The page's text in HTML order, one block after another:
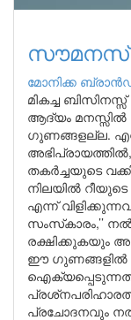
മോനിക്ക
മികച്ച ബിസിനസ്സ്
ആദ്യം
ഗുണങ്ങളല്ല.
തകർച്ചയുടെ
നിലയിൽ
എന്ന്
സംസ്‌കാരം,’’
രക്ഷിക്കുകയും
ഈ ഗുണങ്ങളിൽ
പ്രചോദനവും